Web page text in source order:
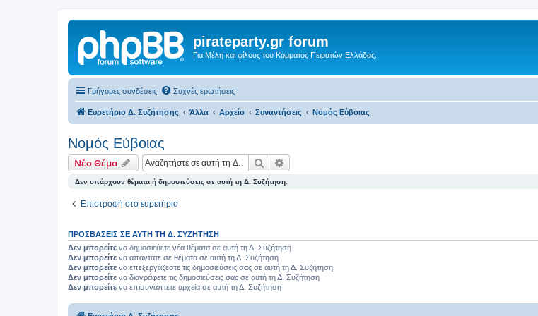
pirateparty.gr forum
Για Μέλη και φίλους του Κόμματος Πειρατών Ελλάδας.
Γρήγορες συνδέσεις Συχνές ερωτήσεις
Ευρετήριο Δ. Συζήτησης Άλλα Αρχείο Συναντήσεις Νομός Εύβοιας‎
Νομός Εύβοιας‎
Νέο Θέμα Αναζήτηση
Δεν υπάρχουν θέματα ή δημοσιεύσεις σε αυτή τη Δ. Συζήτηση.
Επιστροφή στο ευρετήριο
ΠΡΟΣΒΆΣΕΙΣ ΣΕ ΑΥΤΉ ΤΗ Δ. ΣΥΖΉΤΗΣΗ
Δεν μπορείτε να δημοσιεύετε νέα θέματα σε αυτή τη Δ. Συζήτηση
Δεν μπορείτε να απαντάτε σε θέματα σε αυτή τη Δ. Συζήτηση
Δεν μπορείτε να επεξεργάζεστε τις δημοσιεύσεις σας σε αυτή τη Δ. Συζήτηση
Δεν μπορείτε να διαγράφετε τις δημοσιεύσεις σας σε αυτή τη Δ. Συζήτηση
Δεν μπορείτε να επισυνάπτετε αρχεία σε αυτή τη Δ. Συζήτηση